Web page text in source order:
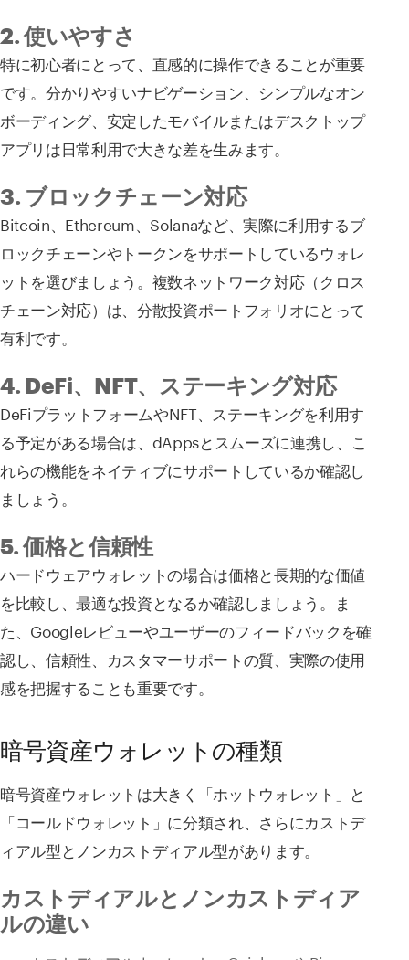
2. 使いやすさ
特に初心者にとって、直感的に操作できることが重要
です。分かりやすいナビゲーション、シンプルなオン
ボーディング、安定したモバイルまたはデスクトップ
アプリは日常利用で大きな差を生みます。
3. ブロックチェーン対応
Bitcoin、Ethereum、Solanaなど、実際に利用するブ
ロックチェーンやトークンをサポートしているウォレ
ットを選びましょう。複数ネットワーク対応（クロス
チェーン対応）は、分散投資ポートフォリオにとって
有利です。
4. DeFi、NFT、ステーキング対応
DeFiプラットフォームやNFT、ステーキングを利用す
る予定がある場合は、dAppsとスムーズに連携し、こ
れらの機能をネイティブにサポートしているか確認し
ましょう。
5. 価格と信頼性
ハードウェアウォレットの場合は価格と長期的な価値
を比較し、最適な投資となるか確認しましょう。ま
た、Googleレビューやユーザーのフィードバックを確
認し、信頼性、カスタマーサポートの質、実際の使用
感を把握することも重要です。
暗号資産ウォレットの種類
暗号資産ウォレットは大きく「ホットウォレット」と
「コールドウォレット」に分類され、さらにカストデ
ィアル型とノンカストディアル型があります。
カストディアルとノンカストディア
ルの違い